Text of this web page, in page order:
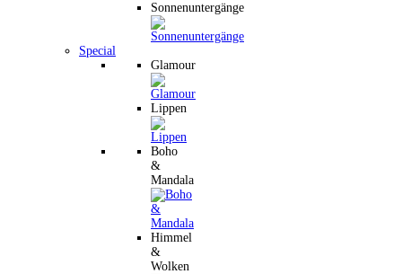
Sonnenuntergänge
Special
Glamour
Lippen
Boho
&
Mandala
Himmel
&
Wolken